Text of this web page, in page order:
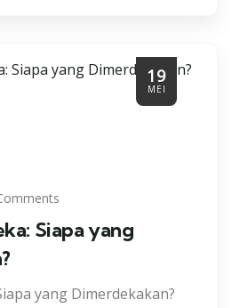
19
MEI
Siapa yang
yang Dimerdekakan?